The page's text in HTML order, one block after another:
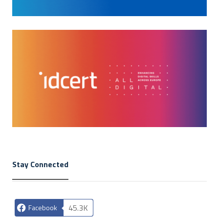
Stay Connected
Facebook 45.3K